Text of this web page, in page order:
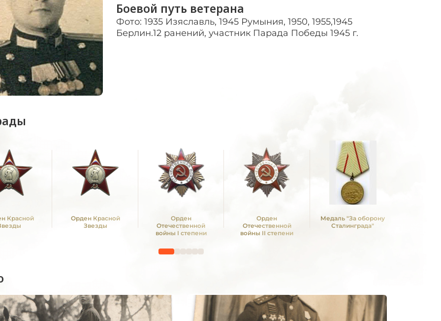
Боевой путь ветерана
Фото: 1935 Изяславль, 1945 Румыния, 1950, 1955,1945
Берлин.12 ранений, участник Парада Победы 1945 г.
Красной
Орден Красной
Звезды
Орден
Отечественной
войны I степени
Орден
Отечественной
войны II степени
Медаль "За оборону
Сталинграда"